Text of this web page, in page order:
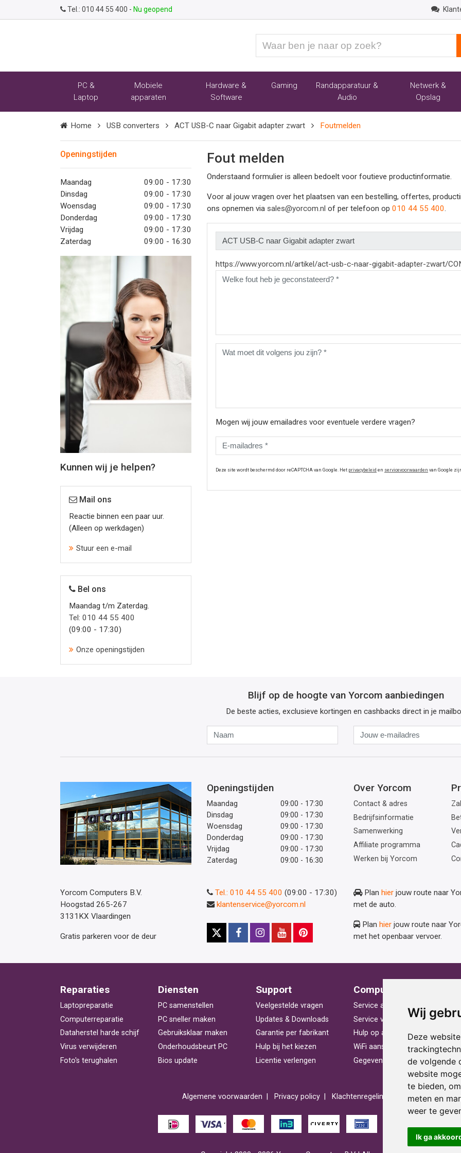
Wij
Deze
de volgende
website
te bieden,
meten en
weer te
Ik ga
Tel.: 010 44 55 400 - Nu geopend
ben
naar
PC &
Laptop
Mobiele
apparaten
Hardware &
Software
Gaming
Randapparatuur &
Audio
Netwerk &
Opslag
Home USB converters ACT USB-C naar Gigabit adapter zwart Foutmelden
Openingstijden
Maandag
09:00 - 17:30
Dinsdag
09:00 - 17:30
Woensdag
09:00 - 17:30
Donderdag
09:00 - 17:30
Vrijdag
09:00 - 17:30
Zaterdag
09:00 - 16:30
Kunnen wij je helpen?
Mail ons
Reactie binnen een paar uur.
(Alleen op werkdagen)
Stuur een e-mail
Bel ons
Maandag t/m Zaterdag.
Tel: 010 44 55 400
(09:00 - 17:30)
Onze openingstijden
Fout melden
Onderstaand formulier is alleen bedoelt voor foutieve productinformatie.
Voor al jouw vragen over het plaatsen van een bestelling, offertes,
ons opnemen via sales@yorcom.nl of per telefoon op 010 44 55 400.
https://www.yorcom.nl/artikel/act-usb-c-naar-gigabit-adapter-zwart/
Mogen wij jouw emailadres voor eventuele verdere vragen?
Deze site wordt beschermd door reCAPTCHA van Google. Het privacybeleid en servicevoorwaarden van Google
Blijf op de hoogte van Yorcom aanbiedingen
De beste acties, exclusieve kortingen en cashbacks direct in je
Jouw
e-
mailadres
Openingstijden
Maandag
09:00 - 17:30
Dinsdag
09:00 - 17:30
Woensdag
09:00 - 17:30
Donderdag
09:00 - 17:30
Vrijdag
09:00 - 17:30
Zaterdag
09:00 - 16:30
Over Yorcom
Contact & adres
Bedrijfsinformatie
Samenwerking
Affiliate programma
Werken bij Yorcom
Yorcom Computers B.V.
Hoogstad 265-267
3131KX Vlaardingen
Gratis parkeren voor de deur
Plan hier jouw route naar
met de auto.
Plan hier jouw route naar
met het openbaar vervoer.
Tel.: 010 44 55 400 (09:00 - 17:30)
klantenservice@yorcom.nl
Reparaties
Laptopreparatie
Computerreparatie
Dataherstel harde schijf
Virus verwijderen
Foto's terughalen
Diensten
PC samenstellen
PC sneller maken
Gebruiksklaar maken
Onderhoudsbeurt PC
Bios update
Support
Veelgestelde vragen
Updates & Downloads
Garantie per fabrikant
Hulp bij het kiezen
Licentie verlengen
Computerhulp
Service aan huis
Service voor bedrijven
Hulp op afstand
WiFi aansluiten
Gegevens herstellen
Algemene voorwaarden Privacy policy Klachtenregeling Reviews